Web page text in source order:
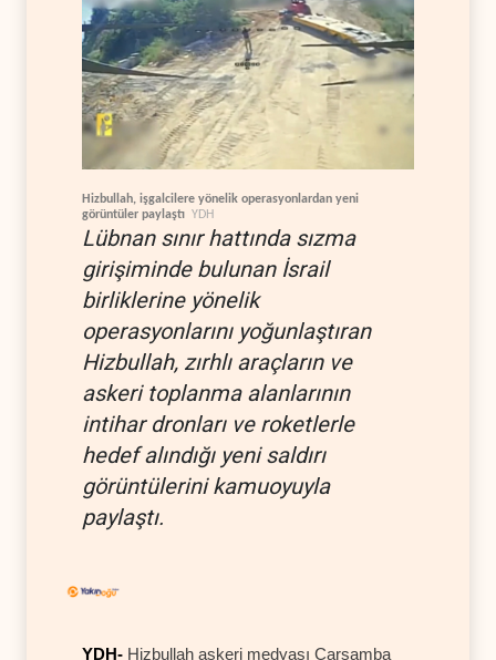
Hizbullah, işgalcilere yönelik operasyonlardan yeni
görüntüler paylaştı YDH
Lübnan sınır hattında sızma
girişiminde bulunan İsrail
birliklerine yönelik
operasyonlarını yoğunlaştıran
Hizbullah, zırhlı araçların ve
askeri toplanma alanlarının
intihar dronları ve roketlerle
hedef alındığı yeni saldırı
görüntülerini kamuoyuyla
paylaştı.
YDH- Hizbullah askeri medyası Çarşamba